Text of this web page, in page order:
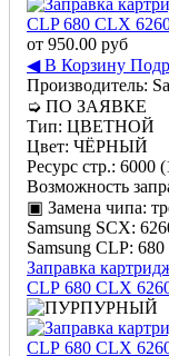
от 950.00 руб
◀ В Корзину
Производитель:
➭ ПО ЗАЯВКЕ
Тип: ЦВЕТНОЙ
Цвет: ЧЁРНЫЙ
Ресурс стр.: 6000
Возможность
▣ Замена чипа:
Samsung SCX:
Samsung CLP: 680
Заправка
CLP 680 CLX